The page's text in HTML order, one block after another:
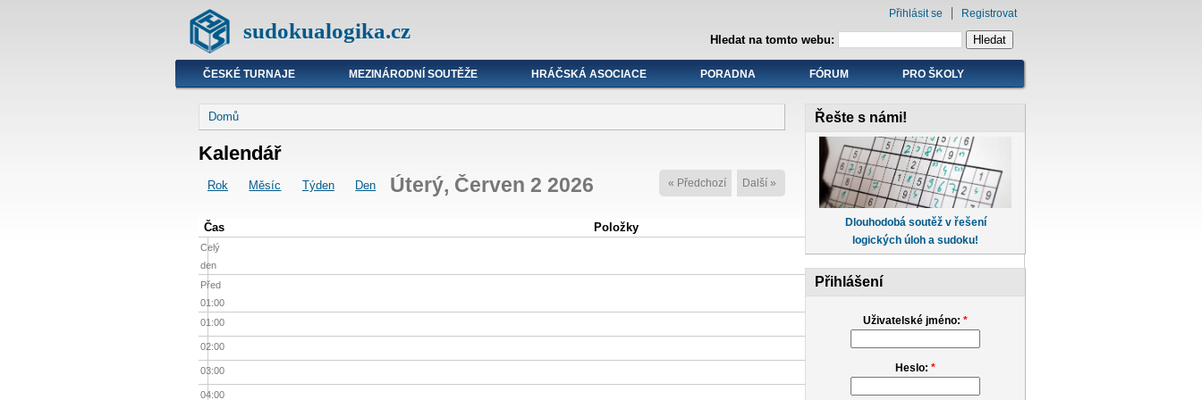
sudokualogika.cz Hledat na tomto webu:
Přihlásit se Registrovat
ČESKÉ TURNAJE MEZINÁRODNÍ SOUTĚŽE HRÁČSKÁ ASOCIACE PORADNA FÓRUM PRO ŠKOLY
Domů
Kalendář
Rok Měsíc Týden Den « Předchozí
Úterý, Červen 2 2026 Další »
Čas Položky
Celý
den
Před
01:00
01:00
02:00
03:00
04:00
Řešte s námi!
Dlouhodobá soutěž v řešení
logických úloh a sudoku!
Přihlášení
Uživatelské jméno: *
Heslo: *